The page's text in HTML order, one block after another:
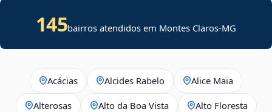
145bairros atendidos em Montes Claros-MG
Acácias Alcides Rabelo Alice Maia
Alterosas Alto da Boa Vista Alto Floresta